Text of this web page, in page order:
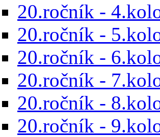
20.ročník -
20.ročník -
20.ročník -
20.ročník -
20.ročník -
20.ročník -